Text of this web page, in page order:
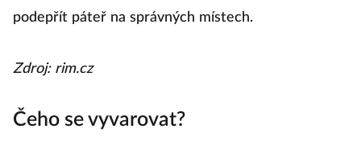
podepřít páteř na správných místech.
Zdroj: rim.cz
Čeho se vyvarovat?